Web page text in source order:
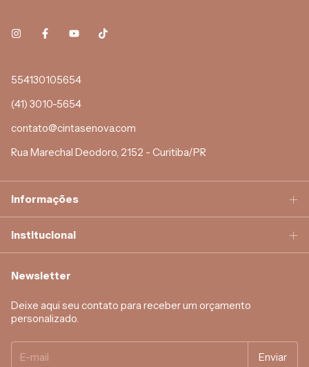
554130105654
(41) 3010-5654
contato@cintasenova.com
Rua Marechal Deodoro, 2152 - Curitiba/PR
Informações
Institucional
Newsletter
Deixe aqui seu contato para receber um orçamento
personalizado.